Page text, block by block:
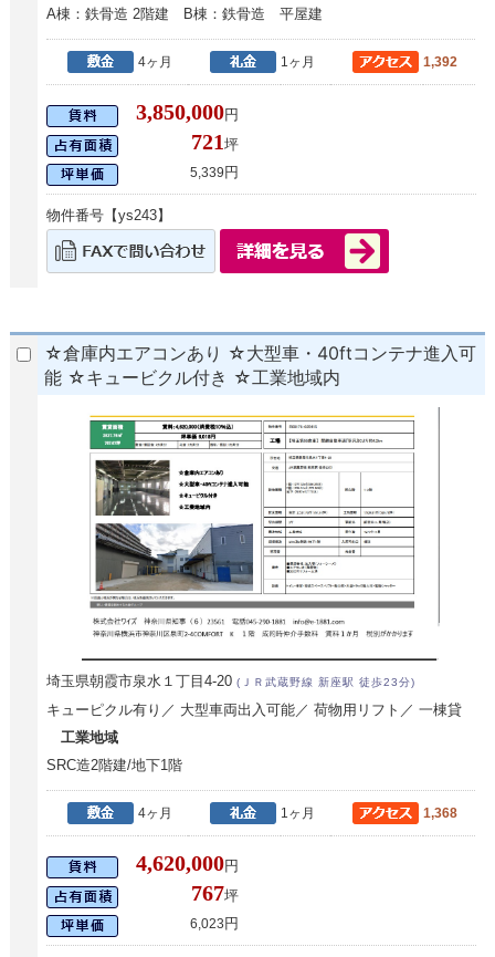
A棟：鉄骨造 2階建 B棟：鉄骨造 平屋建
4ヶ月 1ヶ月 1,392
3,850,000円
721坪
5,339 円
物件番号【ys243】
☆倉庫内エアコンあり ☆大型車・40ftコンテナ進入可
能 ☆キュービクル付き ☆工業地域内
埼玉県朝霞市泉水１丁目4-20(ＪＲ武蔵野線 新座駅 徒歩23分)
キューピクル有り／ 大型車両出入可能／ 荷物用リフト／ 一棟貸
工業地域
SRC造2階建/地下1階
4ヶ月 1ヶ月 1,368
4,620,000円
767坪
6,023 円